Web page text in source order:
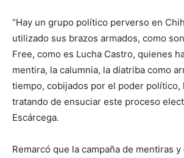
“Hay un grupo político perverso en
utilizado sus brazos armados, como
Free, como es Lucha Castro, quienes
mentira, la calumnia, la diatriba como
tiempo, cobijados por el poder político,
tratando de ensuciar este proceso
Escárcega.
Remarcó que la campaña de mentiras